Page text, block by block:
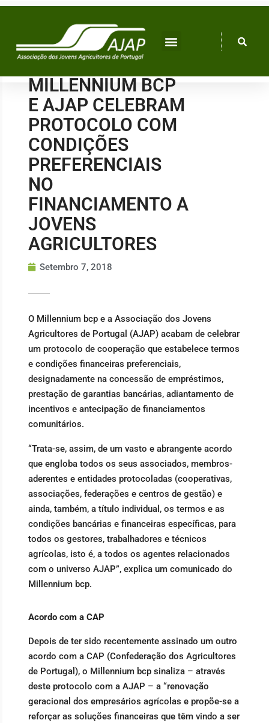
Skip
MILLENNIUM BCP
E AJAP CELEBRAM
PROTOCOLO COM
CONDIÇÕES
PREFERENCIAIS
NO
FINANCIAMENTO A
JOVENS
AGRICULTORES
Setembro 7, 2018
O Millennium bcp e a Associação dos Jovens
Agricultores de Portugal (AJAP) acabam de celebrar
um protocolo de cooperação que estabelece termos
e condições financeiras preferenciais,
designadamente na concessão de empréstimos,
prestação de garantias bancárias, adiantamento de
incentivos e antecipação de financiamentos
comunitários.
“Trata-se, assim, de um vasto e abrangente acordo
que engloba todos os seus associados, membros-
aderentes e entidades protocoladas (cooperativas,
associações, federações e centros de gestão) e
ainda, também, a título individual, os termos e as
condições bancárias e financeiras específicas, para
todos os gestores, trabalhadores e técnicos
agrícolas, isto é, a todos os agentes relacionados
com o universo AJAP”, explica um comunicado do
Millennium bcp.
Acordo com a CAP
Depois de ter sido recentemente assinado um outro
acordo com a CAP (Confederação dos Agricultores
de Portugal), o Millennium bcp sinaliza – através
deste protocolo com a AJAP – a “renovação
geracional dos empresários agrícolas e propõe-se a
reforçar as soluções financeiras que têm vindo a ser